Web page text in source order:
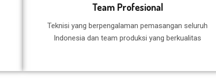
Team Profesional
Teknisi yang berpengalaman pemasangan seluruh
Indonesia dan team produksi yang berkualitas